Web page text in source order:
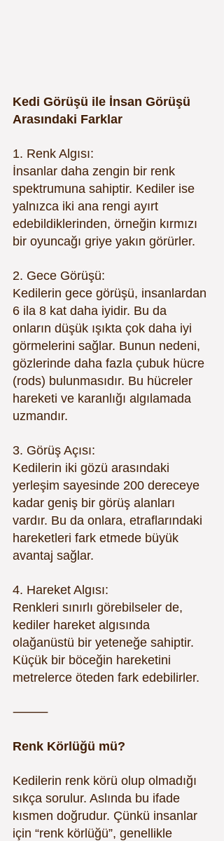
Kedi Görüşü ile İnsan Görüşü
Arasındaki Farklar
1. Renk Algısı:
İnsanlar daha zengin bir renk
spektrumuna sahiptir. Kediler ise
yalnızca iki ana rengi ayırt
edebildiklerinden, örneğin kırmızı
bir oyuncağı griye yakın görürler.
2. Gece Görüşü:
Kedilerin gece görüşü, insanlardan
6 ila 8 kat daha iyidir. Bu da
onların düşük ışıkta çok daha iyi
görmelerini sağlar. Bunun nedeni,
gözlerinde daha fazla çubuk hücre
(rods) bulunmasıdır. Bu hücreler
hareketi ve karanlığı algılamada
uzmandır.
3. Görüş Açısı:
Kedilerin iki gözü arasındaki
yerleşim sayesinde 200 dereceye
kadar geniş bir görüş alanları
vardır. Bu da onlara, etraflarındaki
hareketleri fark etmede büyük
avantaj sağlar.
4. Hareket Algısı:
Renkleri sınırlı görebilseler de,
kediler hareket algısında
olağanüstü bir yeteneğe sahiptir.
Küçük bir böceğin hareketini
metrelerce öteden fark edebilirler.
⸻
Renk Körlüğü mü?
Kedilerin renk körü olup olmadığı
sıkça sorulur. Aslında bu ifade
kısmen doğrudur. Çünkü insanlar
için “renk körlüğü”, genellikle